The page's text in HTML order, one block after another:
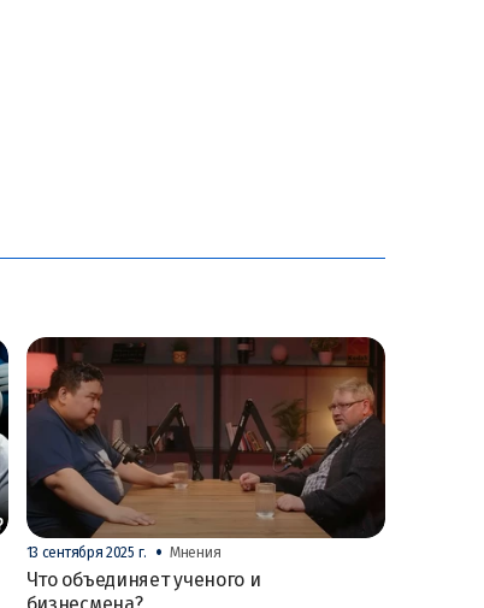
13 сентября 2025 г. • Мнения
Что объединяет ученого и